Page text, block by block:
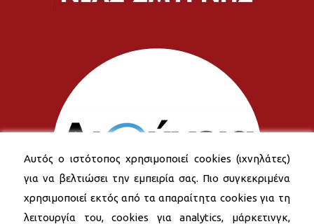
Αυτός ο ιστότοπος χρησιμοποιεί cookies (ιχνηλάτες)
για να βελτιώσει την εμπειρία σας. Πιο συγκεκριμένα
χρησιμοποιεί εκτός από τα απαραίτητα cookies για τη
λειτουργία του, cookies για analytics, μάρκετινγκ,